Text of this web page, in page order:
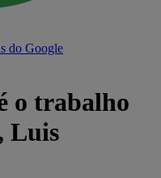
do Google
o trabalho
Luis